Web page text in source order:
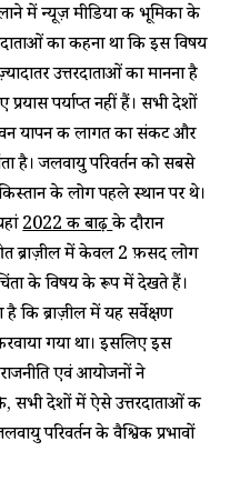
में न्यूज़ मीडिया की भूमिका के
का कहना था कि इस विषय
उत्तरदाताओं का मानना है
पर्याप्त नहीं हैं। सभी देशों
यापन की लागत का संकट और
है। जलवायु परिवर्तन को सबसे
के लोग पहले स्थान पर थे।
2022 की बाढ़के दौरान
ब्राज़ील में केवल 2 फ़ीसद लोग
के विषय के रूप में देखते हैं।
कि ब्राज़ील में यह सर्वेक्षण
गया था। इसलिए इस
एवं आयोजनों ने
सभी देशों में ऐसे उत्तरदाताओं की
परिवर्तन के वैश्विक प्रभावों